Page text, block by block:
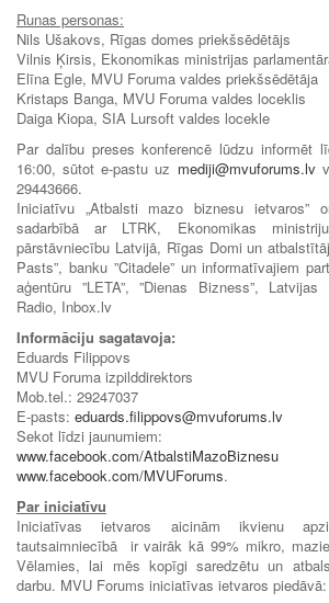
Runas personas:
Nils Ušakovs, Rīgas domes priekšsēdētājs
Vilnis Ķirsis, Ekonomikas ministrijas
Elīna Egle, MVU Foruma valdes priekšsēdētāja
Kristaps Banga, MVU Foruma valdes loceklis
Daiga Kiopa, SIA Lursoft valdes locekle
Par dalību preses konferencē lūdzu informēt
16:00, sūtot e-pastu uz mediji@mvuforums.lv
29443666.
Iniciatīvu „Atbalsti mazo biznesu ietvaros”
sadarbībā ar LTRK, Ekonomikas
pārstāvniecību Latvijā, Rīgas Domi un
Pasts”, banku ”Citadele” un informatīvajiem
aģentūru ”LETA”, ”Dienas Bizness”,
Radio, Inbox.lv
Informāciju sagatavoja:
Eduards Filippovs
MVU Foruma izpilddirektors
Mob.tel.: 29247037
E-pasts: eduards.filippovs@mvuforums.lv
Sekot līdzi jaunumiem:
www.facebook.com/AtbalstiMazoBiznesu
www.facebook.com/MVUForums.
Par iniciatīvu
Iniciatīvas ietvaros aicinām ikvienu
tautsaimniecībā ir vairāk kā 99% mikro,
Vēlamies, lai mēs kopīgi saredzētu un
darbu. MVU Forums iniciatīvas ietvaros piedāvā: